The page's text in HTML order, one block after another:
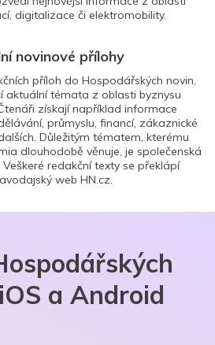
digitalizace či elektromobility.
novinové přílohy
příloh do Hospodářských novin,
aktuální témata z oblasti byznysu
získají například informace
průmyslu, financí, zákaznické
Důležitým tématem, kterému
dlouhodobě věnuje, je společenská
redakční texty se překlápí
web HN.cz.
a Android